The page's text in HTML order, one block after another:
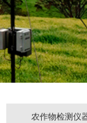
农作物检测仪